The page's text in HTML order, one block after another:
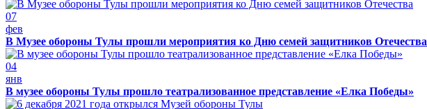
07
фев
В Музее обороны Тулы прошли мероприятия ко Дню семей защитников Отечества
04
янв
В музее обороны Тулы прошло театрализованное представление «Елка Победы»